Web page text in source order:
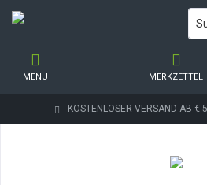
KOSTENLOSER VERSAND AB €
MERKZETTEL
MENÜ